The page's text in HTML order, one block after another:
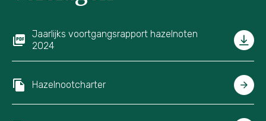
Jaarlijks voortgangsrapport hazelnoten
2024
Hazelnootcharter